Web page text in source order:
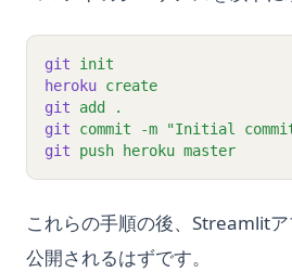
git
init
heroku create
git
add
.
git
commit -m
"Initial
git
push heroku master
これらの手順の後、Streamlit
公開されるはずです。